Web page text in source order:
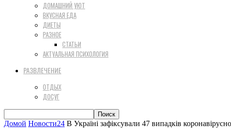
ДОМАШНИЙ УЮТ
ВКУСНАЯ ЕДА
ДИЕТЫ
РАЗНОЕ
СТАТЬИ
АКТУАЛЬНАЯ ПСИХОЛОГИЯ
РАЗВЛЕЧЕНИЕ
ОТДЫХ
ДОСУГ
Домой Новости24 В Україні зафіксували 47 випадків